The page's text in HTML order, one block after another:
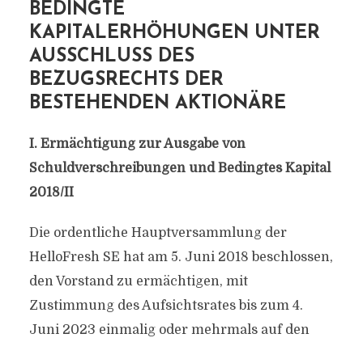
EDINGTE K
APITALERHÖHUNGEN UNTER A
USSCHLUSS DES B
EZUGSRECHTS DER B
ESTEHENDEN AKTIONÄRE
I. Ermächtigung zur Ausgabe von
Schuldverschreibungen und Bedingtes Kapital
2018/II
Die ordentliche Hauptversammlung der
HelloFresh SE hat am 5. Juni 2018 beschlossen,
den Vorstand zu ermächtigen, mit
Zustimmung des Aufsichtsrates bis zum 4.
Juni 2023 einmalig oder mehrmals auf den